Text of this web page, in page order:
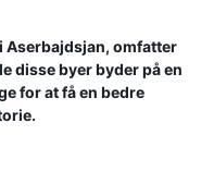
Aserbajdsjan, omfatter
disse byer byder på en
for at få en bedre